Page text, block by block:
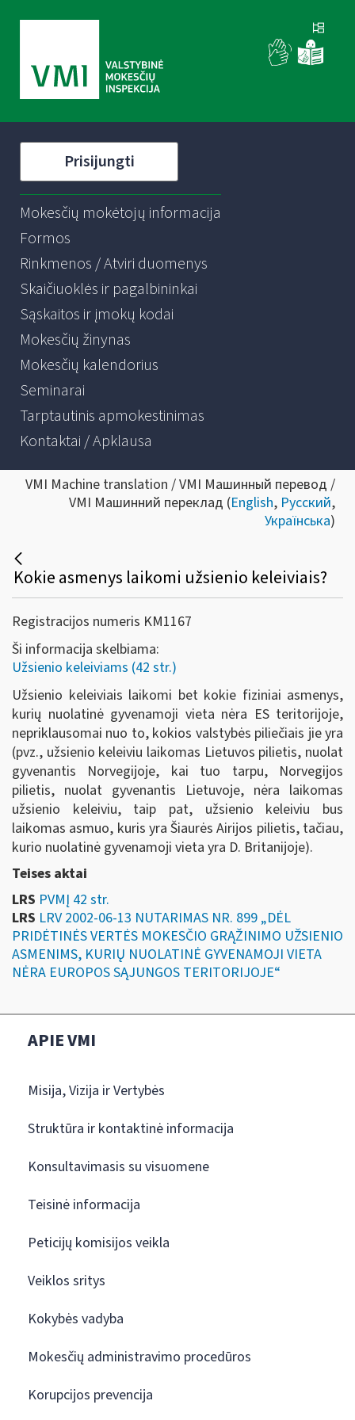
Prisijungti
Mokesčių mokėtojų informacija
Formos
Rinkmenos / Atviri duomenys
Skaičiuoklės ir pagalbininkai
Sąskaitos ir įmokų kodai
Mokesčių žinynas
Mokesčių kalendorius
Seminarai
Tarptautinis apmokestinimas
Kontaktai / Apklausa
VMI Machine translation / VMI Машинный перевод /
VMI Машинний переклад (English, Русский,
Українська)
Kokie asmenys laikomi užsienio keleiviais?
Registracijos numeris KM1167
Ši informacija skelbiama:
Užsienio keleiviams (42 str.)
Užsienio keleiviais laikomi bet kokie fiziniai asmenys,
kurių nuolatinė gyvenamoji vieta nėra ES teritorijoje,
nepriklausomai nuo to, kokios valstybės piliečiais jie yra
(pvz., užsienio keleiviu laikomas Lietuvos pilietis, nuolat
gyvenantis Norvegijoje, kai tuo tarpu, Norvegijos
pilietis, nuolat gyvenantis Lietuvoje, nėra laikomas
užsienio keleiviu, taip pat, užsienio keleiviu bus
laikomas asmuo, kuris yra Šiaurės Airijos pilietis, tačiau,
kurio nuolatinė gyvenamoji vieta yra D. Britanijoje).
Teises aktai
LRS PVMĮ 42 str.
LRS LRV 2002-06-13 NUTARIMAS NR. 899 „DĖL
PRIDĖTINĖS VERTĖS MOKESČIO GRĄŽINIMO UŽSIENIO
ASMENIMS, KURIŲ NUOLATINĖ GYVENAMOJI VIETA
NĖRA EUROPOS SĄJUNGOS TERITORIJOJE“
APIE VMI
Misija, Vizija ir Vertybės
Struktūra ir kontaktinė informacija
Konsultavimasis su visuomene
Teisinė informacija
Peticijų komisijos veikla
Veiklos sritys
Kokybės vadyba
Mokesčių administravimo procedūros
Korupcijos prevencija